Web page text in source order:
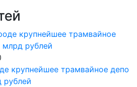
крупнейшее трамвайное депо
рублей